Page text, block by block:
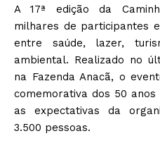
A 17ª edição da
milhares de participantes
entre saúde, lazer,
ambiental. Realizado no
na Fazenda Anacã, o
comemorativa dos 50
as expectativas da
3.500 pessoas.